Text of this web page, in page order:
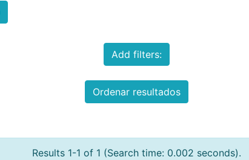
Add filters:
Ordenar resultados
Results 1-1 of 1 (Search time: 0.002 seconds).